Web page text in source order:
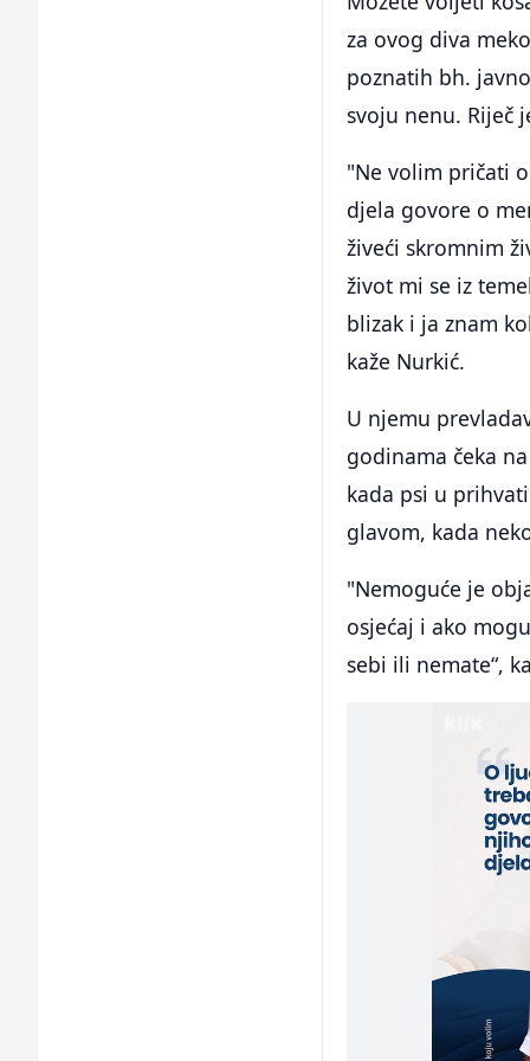
za ovog diva
poznatih bh.
svoju nenu. Riječ
"Ne volim pričati
djela govore o
živeći skromnim
život mi se iz
blizak i ja znam
kaže Nurkić.
U njemu
godinama čeka
kada psi u
glavom, kada
"Nemoguće je
osjećaj i ako
sebi ili nemate“,